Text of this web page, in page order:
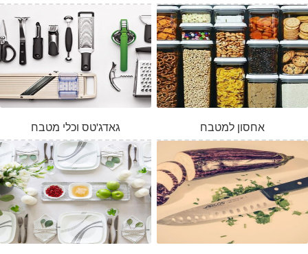
גאדג'טס וכלי מטבח אחסון למטבח